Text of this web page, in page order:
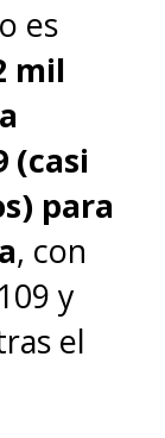
es
mil
(casi
para
, con
y
el